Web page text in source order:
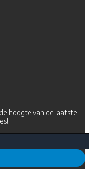
hoogte van de laatste